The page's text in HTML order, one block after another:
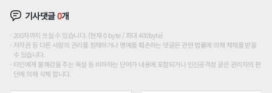
기사댓글0개
200자까지 쓰실 수 있습니다. (현재 0 byte / 최대 400byte)
저작권 등 다른 사람의 권리를 침해하거나 명예를 훼손하는 댓글은 관련 법률에 의해 제재를 받을
수 있습니다.
타인에게 불쾌감을 주는 욕설 등 비하하는 단어가 내용에 포함되거나 인신공격성 글은 관리자의 판
단에 의해 삭제 합니다.